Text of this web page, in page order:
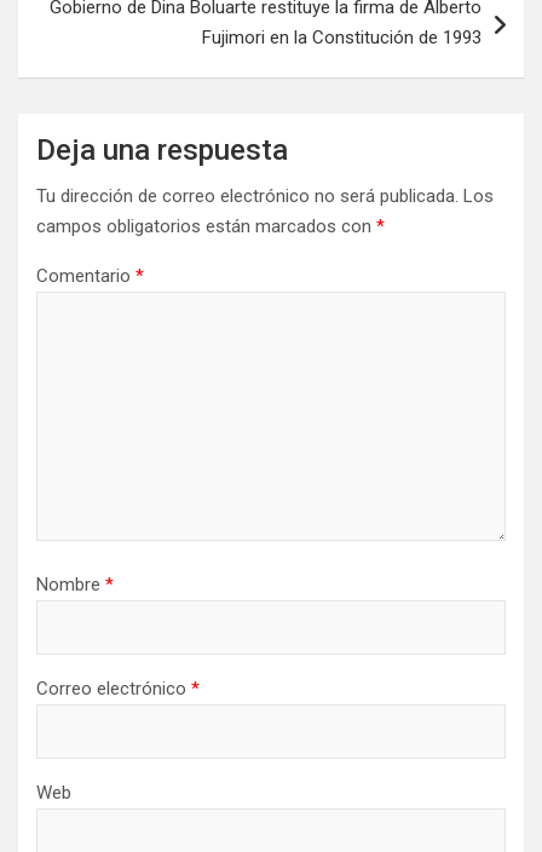
Gobierno de Dina Boluarte restituye la firma de Alberto
Fujimori en la Constitución de 1993
Deja una respuesta
Tu dirección de correo electrónico no será publicada. Los
campos obligatorios están marcados con *
Comentario *
Nombre *
Correo electrónico *
Web